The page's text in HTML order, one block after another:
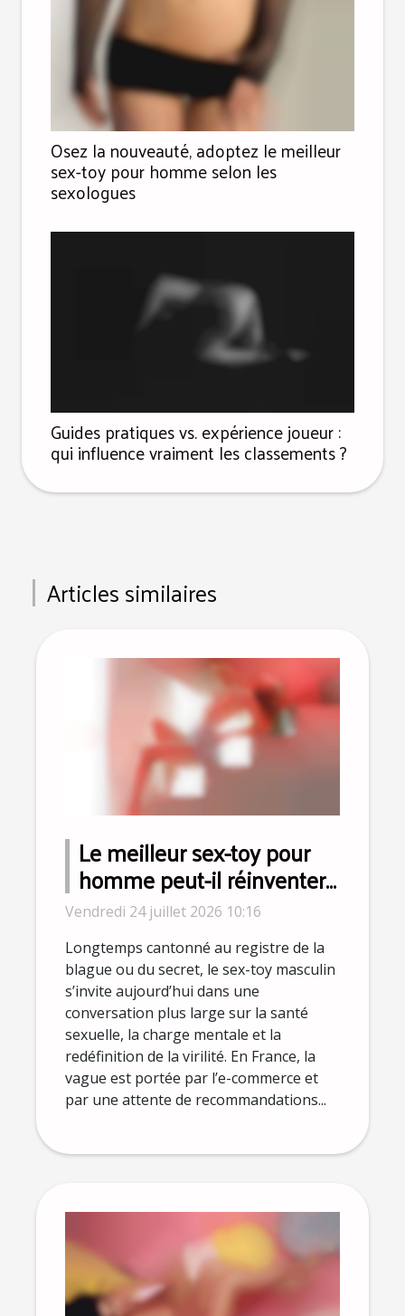
Osez la nouveauté, adoptez le meilleur
sex-toy pour homme selon les
sexologues
Guides pratiques vs. expérience joueur :
qui influence vraiment les classements ?
Articles similaires
Le meilleur sex-toy pour
homme peut-il réinventer
la virilité moderne ?
Vendredi 24 juillet 2026 10:16
Longtemps cantonné au registre de la
blague ou du secret, le sex-toy masculin
s’invite aujourd’hui dans une
conversation plus large sur la santé
sexuelle, la charge mentale et la
redéfinition de la virilité. En France, la
vague est portée par l’e-commerce et
par une attente de recommandations...